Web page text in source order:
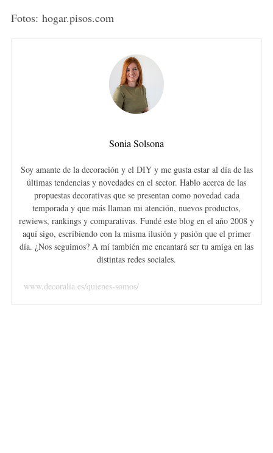
Fotos: hogar.pisos.com
Sonia Solsona
Soy amante de la decoración y el DIY y me gusta estar al día de las
últimas tendencias y novedades en el sector. Hablo acerca de las
propuestas decorativas que se presentan como novedad cada
temporada y que más llaman mi atención, nuevos productos,
rewiews, rankings y comparativas. Fundé este blog en el año 2008 y
aquí sigo, escribiendo con la misma ilusión y pasión que el primer
día. ¿Nos seguimos? A mí también me encantará ser tu amiga en las
distintas redes sociales.
www.decoralia.es/quienes-somos/